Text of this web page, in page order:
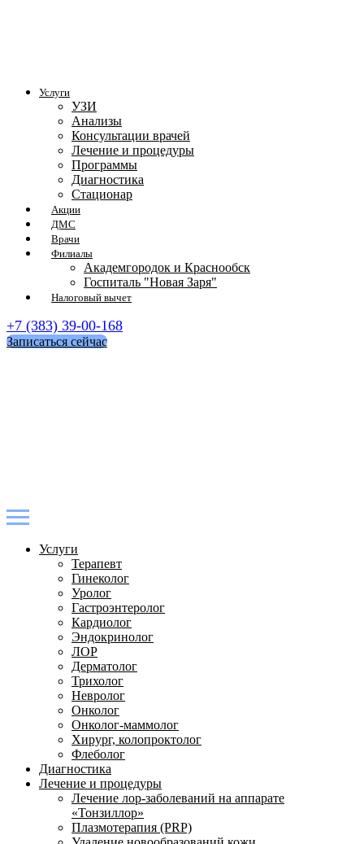
Услуги
УЗИ
Анализы
Консультации врачей
Лечение и процедуры
Программы
Диагностика
Стационар
Акции
ДМС
Врачи
Филиалы
Академгородок и Краснообск
Госпиталь "Новая Заря"
Налоговый вычет
+7 (383) 39-00-168
Записаться сейчас
Услуги
Терапевт
Гинеколог
Уролог
Гастроэнтеролог
Кардиолог
Эндокринолог
ЛОР
Дерматолог
Трихолог
Невролог
Онколог
Онколог-маммолог
Хирург, колопроктолог
Флеболог
Диагностика
Лечение и процедуры
Лечение лор-заболеваний на аппарате
«Тонзиллор»
Плазмотерапия (PRP)